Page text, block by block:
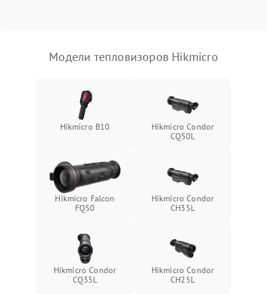
Модели тепловизоров Hikmicro
Hikmicro B10
Hikmicro Condor
CQ50L
Hikmicro Falcon
FQ50
Hikmicro Condor
CH35L
Hikmicro Condor
CQ35L
Hikmicro Condor
CH25L